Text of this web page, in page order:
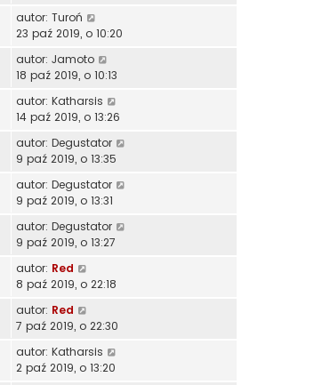
autor: Turoń
23 paź 2019, o 10:20
autor: Jamoto
18 paź 2019, o 10:13
autor: Katharsis
14 paź 2019, o 13:26
autor: Degustator
9 paź 2019, o 13:35
autor: Degustator
9 paź 2019, o 13:31
autor: Degustator
9 paź 2019, o 13:27
autor: Red
8 paź 2019, o 22:18
autor: Red
7 paź 2019, o 22:30
autor: Katharsis
2 paź 2019, o 13:20